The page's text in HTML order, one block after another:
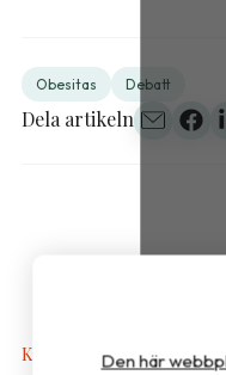
Obesitas Debatt
Dela artikeln
Kalkyler & Verktyg
Den här